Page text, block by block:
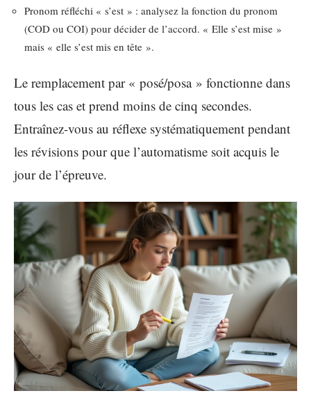
Pronom réfléchi « s’est » : analysez la fonction du pronom
(COD ou COI) pour décider de l’accord. « Elle s’est mise »
mais « elle s’est mis en tête ».
Le remplacement par « posé/posa » fonctionne dans
tous les cas et prend moins de cinq secondes.
Entraînez-vous au réflexe systématiquement pendant
les révisions pour que l’automatisme soit acquis le
jour de l’épreuve.